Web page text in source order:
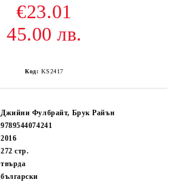
€23.01
45.00 лв.
Код: KS2417
Джийни Фулбрайт, Брук Райън
9789544074241
2016
272стр.
твърда
български